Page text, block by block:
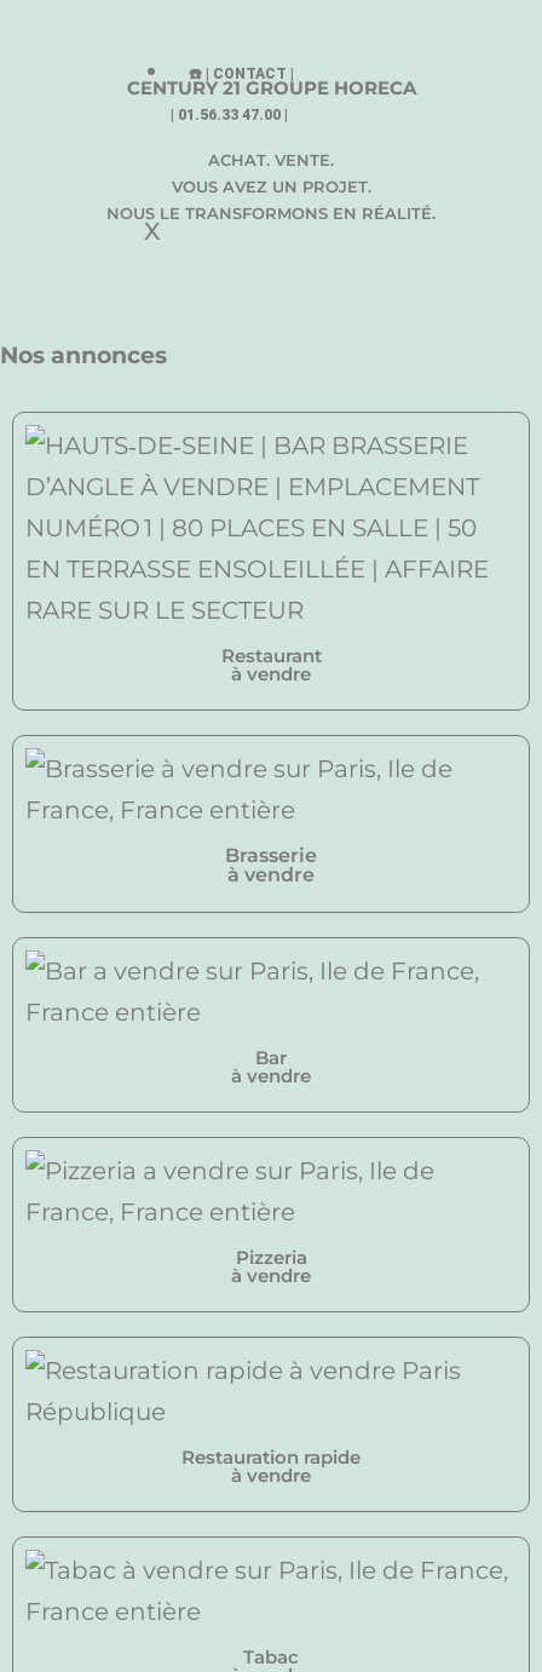
☎️ | CONTACT |
| 01.56.33 47.00 |
X
CENTURY 21 GROUPE HORECA
ACHAT. VENTE.
VOUS AVEZ UN PROJET.
NOUS LE TRANSFORMONS EN RÉALITÉ.
Nos annonces
Restaurant
à vendre
Brasserie
à vendre
Bar
à vendre
Pizzeria
à vendre
Restauration rapide
à vendre
Tabac